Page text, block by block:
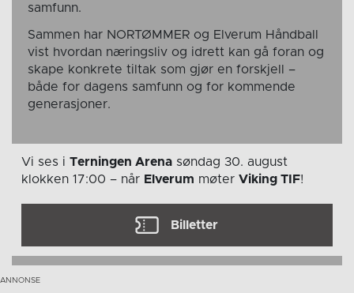
samfunn.
Sammen har NORTØMMER og Elverum Håndball
vist hvordan næringsliv og idrett kan gå foran og
skape konkrete tiltak som gjør en forskjell –
både for dagens samfunn og for kommende
generasjoner.
Vi ses i Terningen Arena søndag 30. august
klokken 17:00 – når Elverum møter Viking TIF!
Billetter